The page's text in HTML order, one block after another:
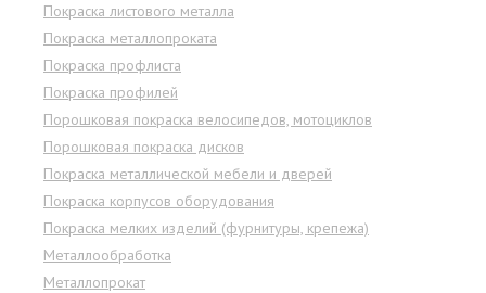
Покраска листового металла
Покраска металлопроката
Покраска профлиста
Покраска профилей
Порошковая покраска велосипедов, мотоциклов
Порошковая покраска дисков
Покраска металлической мебели и дверей
Покраска корпусов оборудования
Покраска мелких изделий (фурнитуры, крепежа)
Металлообработка
Металлопрокат